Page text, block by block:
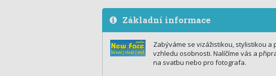
Základní informace
Zabýváme se vizážistikou, stylistikou a
vzhledu osobnosti. Nalíčíme vás a
na svatbu nebo pro fotografa.